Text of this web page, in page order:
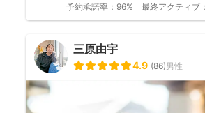
予約承諾率： 96% 最終アクティブ：
三原由宇
4.9 (86)男性